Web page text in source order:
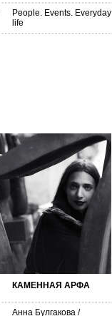
People. Events. Everyday
life
КАМЕННАЯ АРФА
Анна Булгакова /